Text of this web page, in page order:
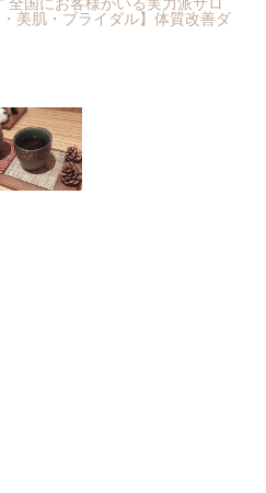
美肌・ブライダル】体質改善ダ